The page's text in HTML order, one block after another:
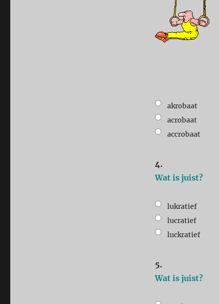
akrobaat
acrobaat
accrobaat
4.
Wat is juist?
lukratief
lucratief
luckratief
5.
Wat is juist?